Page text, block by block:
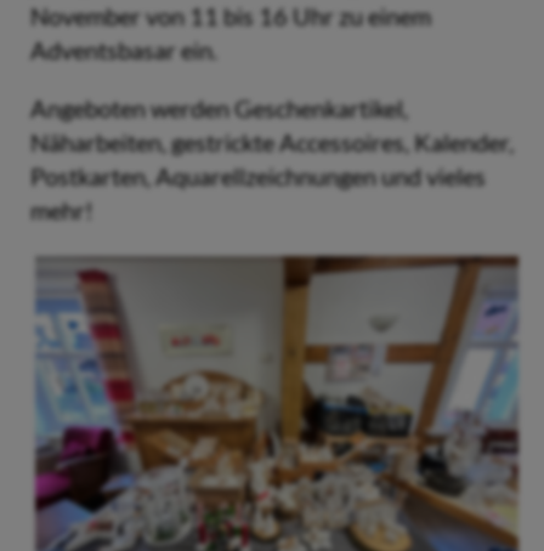
November von 11 bis 16 Uhr zu einem
Adventsbasar ein.
Angeboten werden Geschenkartikel,
Näharbeiten, gestrickte Accessoires, Kalender,
Postkarten, Aquarellzeichnungen und vieles
mehr!